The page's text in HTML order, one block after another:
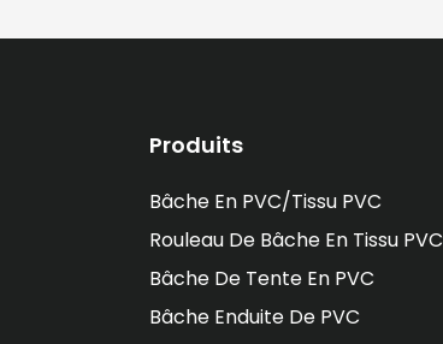
Produits
Bâche En PVC/tissu PVC
Rouleau De Bâche En Tissu PVC
Bâche De Tente En PVC
Bâche Enduite De PVC